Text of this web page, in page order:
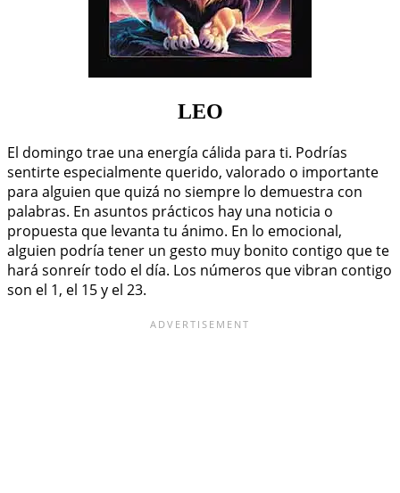
LEO
El domingo trae una energía cálida para ti. Podrías
sentirte especialmente querido, valorado o importante
para alguien que quizá no siempre lo demuestra con
palabras. En asuntos prácticos hay una noticia o
propuesta que levanta tu ánimo. En lo emocional,
alguien podría tener un gesto muy bonito contigo que te
hará sonreír todo el día. Los números que vibran contigo
son el 1, el 15 y el 23.